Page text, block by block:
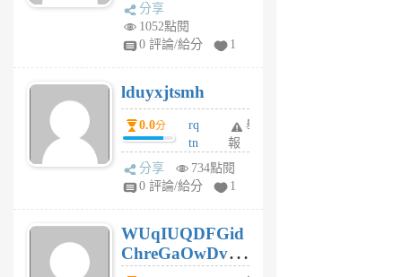
jl
月
前
分享
1052點閱
0 評論/給分
1
lduyxjtsmh
0.0分
rq
tn
jt
gl
個
月
前
舉
報
分享
734點閱
0 評論/給分
1
WUqIUQDFGid
ChreGaOwDv